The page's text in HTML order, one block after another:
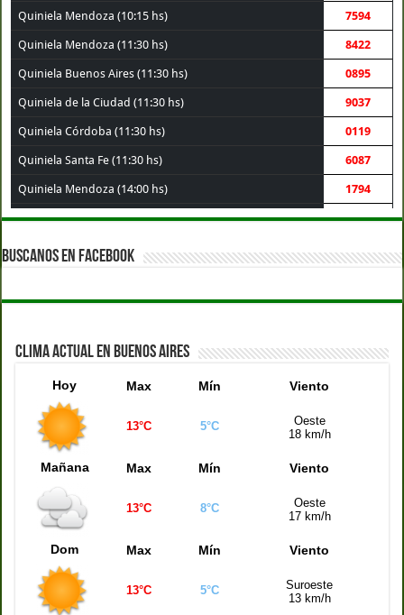
Quiniela Mendoza (10:15 hs) 7594
Quiniela Mendoza (11:30 hs) 8422
Quiniela Buenos Aires (11:30 hs) 0895
Quiniela de la Ciudad (11:30 hs) 9037
Quiniela Córdoba (11:30 hs) 0119
Quiniela Santa Fe (11:30 hs) 6087
Quiniela Mendoza (14:00 hs) 1794
Quiniela Córdoba (14:00 hs) 1576
Quiniela Santa Fe (14:00 hs)
Quiniela de la Ciudad (14:00 hs) 9906
BUSCANOS EN FACEBOOK
CLIMA ACTUAL EN BUENOS AIRES
Hoy Max Mín Viento
13°C 5°C
Oeste
18 km/h
Mañana Max Mín Viento
13°C 8°C
Oeste
17 km/h
Dom Max Mín Viento
13°C 5°C
Suroeste
13 km/h